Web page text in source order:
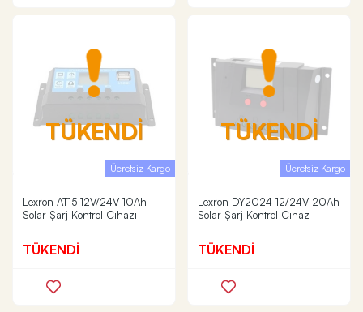
TÜKENDİ
Ücretsiz Kargo
Lexron AT15 12V/24V 10Ah
Solar Şarj Kontrol Cihazı
TÜKENDİ
TÜKENDİ
Ücretsiz Kargo
Lexron DY2024 12/24V 20Ah
Solar Şarj Kontrol Cihaz
TÜKENDİ